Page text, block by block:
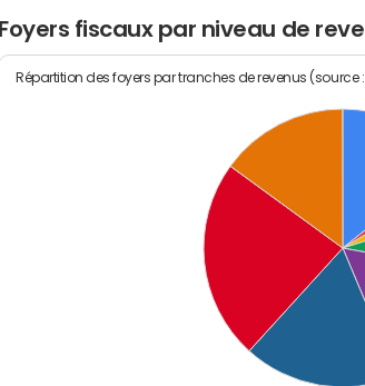
Foyers fiscaux par niveau de
Répartition des foyers par tranches de revenus (source